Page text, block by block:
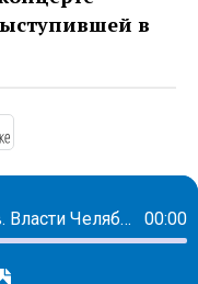
в
Больше никаких концертов. Власти Челябинска жестко отреагировали на концерт БИ-2 00:00